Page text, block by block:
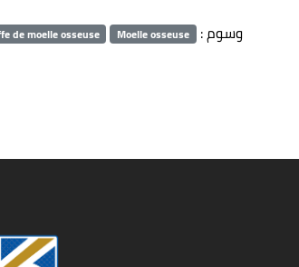
وسوم : Moelle osseuse
de moelle osseuse